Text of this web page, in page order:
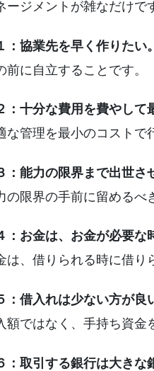
ジメントが雑なだけで
協業先を早く作りたい。
に自立することです。
十分な費用を費やして
管理を最小のコストで
能力の限界まで出世さ
限界の手前に留めるべ
お金は、お金が必要な
、借りられる時に借り
借入れは少ない方が良
ではなく、手持ち資金
取引する銀行は大きな